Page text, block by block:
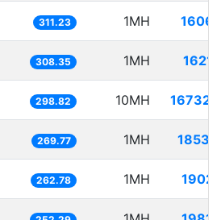
311.23 1MH
308.35 1MH
298.82 10MH
269.77 1MH
262.78 1MH